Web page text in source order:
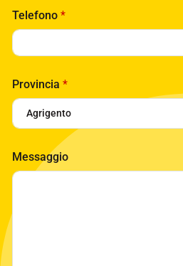
Telefono *
Provincia *
Messaggio